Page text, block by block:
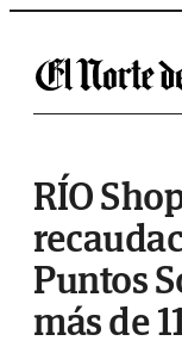
Saltar al contenido
RÍO
Puntos
más de